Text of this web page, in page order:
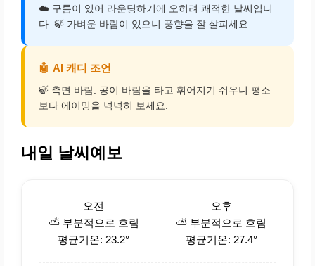
☁️ 구름이 있어 라운딩하기에 오히려 쾌적한 날씨입니
다. 🍃 가벼운 바람이 있으니 풍향을 잘 살피세요.
🤖 AI 캐디 조언
🍃 측면 바람: 공이 바람을 타고 휘어지기 쉬우니 평소
보다 에이밍을 넉넉히 보세요.
내일 날씨예보
오전
⛅ 부분적으로 흐림
평균기온: 23.2°
오후
⛅ 부분적으로 흐림
평균기온: 27.4°